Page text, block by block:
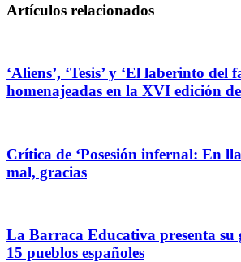
Artículos relacionados
‘Aliens’, ‘Tesis’ y ‘El laberinto del
homenajeadas en la XVI edición
Crítica de ‘Posesión infernal: En
mal, gracias
La Barraca Educativa presenta
15 pueblos españoles